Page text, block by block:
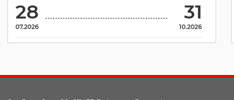
28
07.2026
31
10.2026